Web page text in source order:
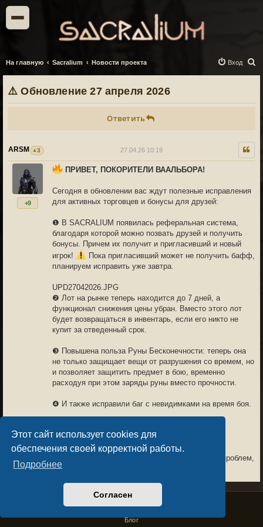
Этот сайт использует cookies для
обеспечения своей корректной работы.
Подробнее
Согласен
На главную Sacralium Новости проекта
о
Вход
⚠️ Обновление 27 апреля 2026
Ответить
ARSM 3 27.04.26 10:19
+9
ПРИВЕТ, ПОКОРИТЕЛИ ВААЛЬБОРА!
Сегодня в обновлении вас ждут полезные исправления
для активных торговцев и бонусы для друзей:
❶ В SACRALIUM появилась реферальная система,
благодаря которой можно позвать друзей и получить
бонусы. Причем их получит и пригласивший и новый
игрок!
Пока пригласивший может не получить бафф,
планируем исправить уже завтра.
UPD27042026.JPG
❷ Лот на рынке теперь находится до 7 дней, а
функционал снижения цены убран. Вместо этого лот
будет возвращаться в инвентарь, если его никто не
купит за отведенный срок.
❸ Повышена польза Руны Бесконечности: теперь она
не только защищает вещи от разрушения со времем, но
и позволяет защитить предмет в бою, временно
расходуя при этом заряды руны вместо прочности.
❹ И также исправили баг с невидимками на время боя.
❶ Приводим в порядок все приемы, эффекты и
заклинания. Видели по ним множество разных проблем,
очень помогли ваши отзывы, работы в этом
❷ В ближайшие недели также будем добавлять больше
подробного тестирования. Много этапов, много
Privacy PolicyLicense Agreement
Copyright © Sacralium Games 2023-
Блог